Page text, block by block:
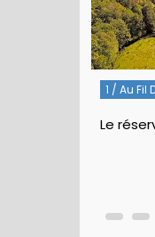
1 / Au Fil
Le